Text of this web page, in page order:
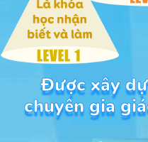
Được xây
chuyên gia